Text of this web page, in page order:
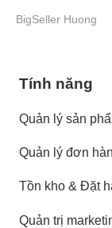
BigSeller Huong
Tính năng
Quản lý sản
Quản lý đơn
Tồn kho & Đặt
Quản trị